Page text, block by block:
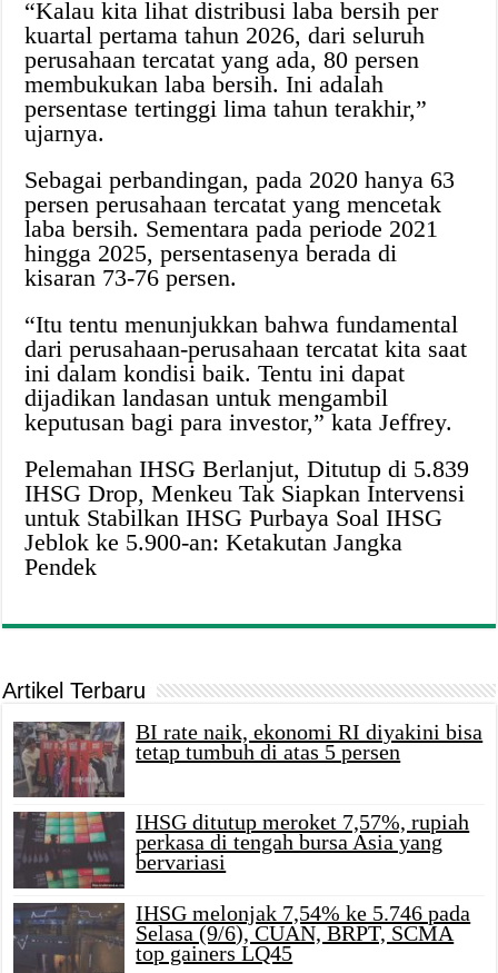
“Kalau kita lihat distribusi laba bersih per
kuartal pertama tahun 2026, dari seluruh
perusahaan tercatat yang ada, 80 persen
membukukan laba bersih. Ini adalah
persentase tertinggi lima tahun terakhir,”
ujarnya.
Sebagai perbandingan, pada 2020 hanya 63
persen perusahaan tercatat yang mencetak
laba bersih. Sementara pada periode 2021
hingga 2025, persentasenya berada di
kisaran 73-76 persen.
“Itu tentu menunjukkan bahwa fundamental
dari perusahaan-perusahaan tercatat kita saat
ini dalam kondisi baik. Tentu ini dapat
dijadikan landasan untuk mengambil
keputusan bagi para investor,” kata Jeffrey.
Pelemahan IHSG Berlanjut, Ditutup di 5.839
IHSG Drop, Menkeu Tak Siapkan Intervensi
untuk Stabilkan IHSG Purbaya Soal IHSG
Jeblok ke 5.900-an: Ketakutan Jangka
Pendek
Artikel Terbaru
BI rate naik, ekonomi RI diyakini bisa
tetap tumbuh di atas 5 persen
IHSG ditutup meroket 7,57%, rupiah
perkasa di tengah bursa Asia yang
bervariasi
IHSG melonjak 7,54% ke 5.746 pada
Selasa (9/6), CUAN, BRPT, SCMA
top gainers LQ45